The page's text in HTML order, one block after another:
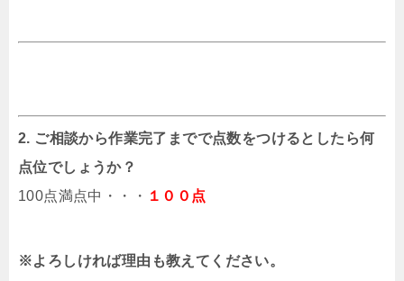
2. ご相談から作業完了までで点数をつけるとしたら何
点位でしょうか？
100点満点中・・・ １００点
※よろしければ理由も教えてください。